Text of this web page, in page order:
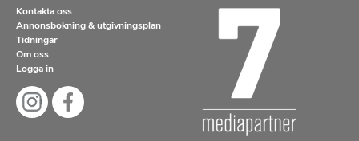
Kontakta oss
Annonsbokning & utgivningsplan
Tidningar
Om oss
Logga in